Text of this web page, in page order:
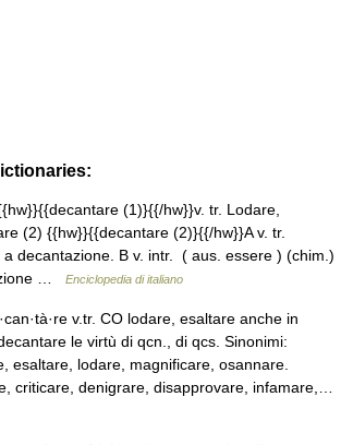
(1)}{{/hw}}v. tr. Lodare,
(2) {{hw}}{{decantare (2)}{{/hw}}A v. tr.
decantazione. B v. intr. ( aus. essere ) (chim.)
…
Enciclopedia di italiano
v.tr. CO lodare, esaltare anche in
le virtù di qcn., di qcs. Sinonimi:
esaltare, lodare, magnificare, osannare.
criticare, denigrare, disapprovare, infamare,…